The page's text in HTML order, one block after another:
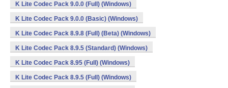
K Lite Codec Pack 9.0.0 (Full) (Windows)
K Lite Codec Pack 9.0.0 (Basic) (Windows)
K Lite Codec Pack 8.9.8 (Full) (Beta) (Windows)
K Lite Codec Pack 8.9.5 (Standard) (Windows)
K Lite Codec Pack 8.95 (Full) (Windows)
K Lite Codec Pack 8.9.5 (Full) (Windows)